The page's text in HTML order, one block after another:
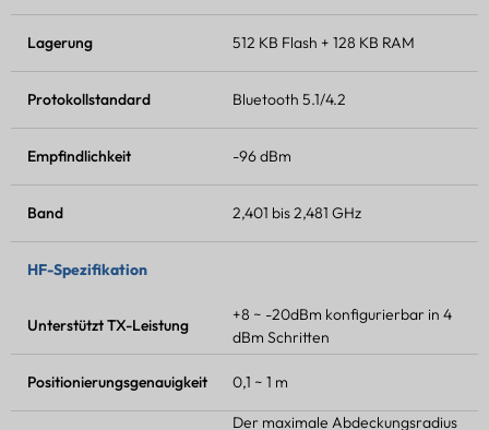
Lagerung 512 KB Flash + 128 KB RAM
Protokollstandard Bluetooth 5.1/4.2
Empfindlichkeit -96 dBm
Band 2,401 bis 2,481 GHz
HF-Spezifikation
UnterstütztTX-Leistung
+8 ~ -20dBm konfigurierbar in 4
dBm Schritten
Positionierungsgenauigkeit 0,1 ~ 1 m
Der maximale Abdeckungsradius